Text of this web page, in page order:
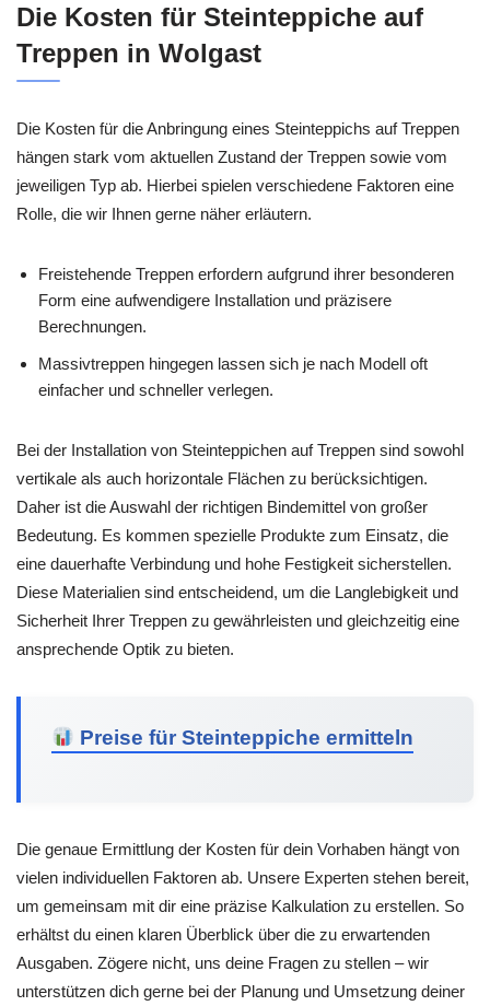
Die Kosten für Steinteppiche auf
Treppen in Wolgast
Die Kosten für die Anbringung eines Steinteppichs auf Treppen
hängen stark vom aktuellen Zustand der Treppen sowie vom
jeweiligen Typ ab. Hierbei spielen verschiedene Faktoren eine
Rolle, die wir Ihnen gerne näher erläutern.
Freistehende Treppen erfordern aufgrund ihrer besonderen
Form eine aufwendigere Installation und präzisere
Berechnungen.
Massivtreppen hingegen lassen sich je nach Modell oft
einfacher und schneller verlegen.
Bei der Installation von Steinteppichen auf Treppen sind sowohl
vertikale als auch horizontale Flächen zu berücksichtigen.
Daher ist die Auswahl der richtigen Bindemittel von großer
Bedeutung. Es kommen spezielle Produkte zum Einsatz, die
eine dauerhafte Verbindung und hohe Festigkeit sicherstellen.
Diese Materialien sind entscheidend, um die Langlebigkeit und
Sicherheit Ihrer Treppen zu gewährleisten und gleichzeitig eine
ansprechende Optik zu bieten.
Preise für Steinteppiche ermitteln
Die genaue Ermittlung der Kosten für dein Vorhaben hängt von
vielen individuellen Faktoren ab. Unsere Experten stehen bereit,
um gemeinsam mit dir eine präzise Kalkulation zu erstellen. So
erhältst du einen klaren Überblick über die zu erwartenden
Ausgaben. Zögere nicht, uns deine Fragen zu stellen – wir
unterstützen dich gerne bei der Planung und Umsetzung deiner